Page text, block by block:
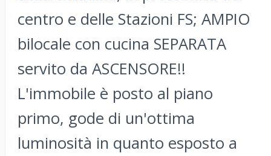
centro e delle Stazioni FS; AMPIO
bilocale con cucina SEPARATA
servito da ASCENSORE!!
L'immobile è posto al piano
primo, gode di un'ottima
luminosità in quanto esposto a